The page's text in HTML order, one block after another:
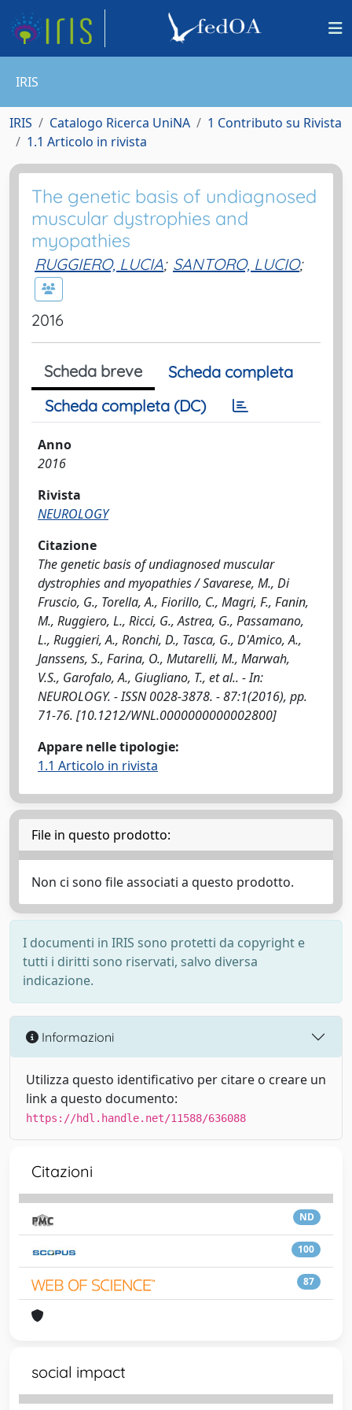
IRIS
IRIS Catalogo Ricerca UniNA
1 Contributo su Rivista
1.1 Articolo in rivista
The genetic basis of undiagnosed
muscular dystrophies and
myopathies
RUGGIERO, LUCIA; SANTORO, LUCIO;
2016
Scheda breve
Scheda completa
Scheda completa (DC)
Anno
2016
Rivista
NEUROLOGY
Citazione
The genetic basis of undiagnosed muscular
dystrophies and myopathies / Savarese, M., Di
Fruscio, G., Torella, A., Fiorillo, C., Magri, F., Fanin,
M., Ruggiero, L., Ricci, G., Astrea, G., Passamano,
L., Ruggieri, A., Ronchi, D., Tasca, G., D'Amico, A.,
Janssens, S., Farina, O., Mutarelli, M., Marwah,
V.S., Garofalo, A., Giugliano, T., et al.. - In:
NEUROLOGY. - ISSN 0028-3878. - 87:1(2016), pp.
71-76. [10.1212/WNL.0000000000002800]
Appare nelle tipologie:
1.1 Articolo in rivista
File in questo prodotto:
Non ci sono file associati a questo prodotto.
I documenti in IRIS sono protetti da copyright e
tutti i diritti sono riservati, salvo diversa
indicazione.
Informazioni
Utilizza questo identificativo per citare o creare un
link a questo documento:
https://hdl.handle.net/11588/636088
Citazioni
ND
100
87
social impact